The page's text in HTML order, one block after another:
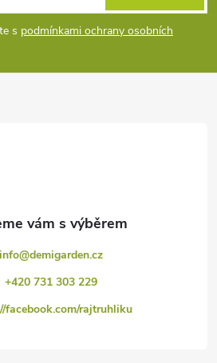
s podmínkami ochrany osobních
info@demigarden.cz
+420 731 303 229
facebook.com/rajtruhliku